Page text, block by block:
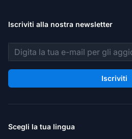
Iscriviti alla nostra newsletter
Indirizzo email
Iscriviti
Scegli la tua lingua